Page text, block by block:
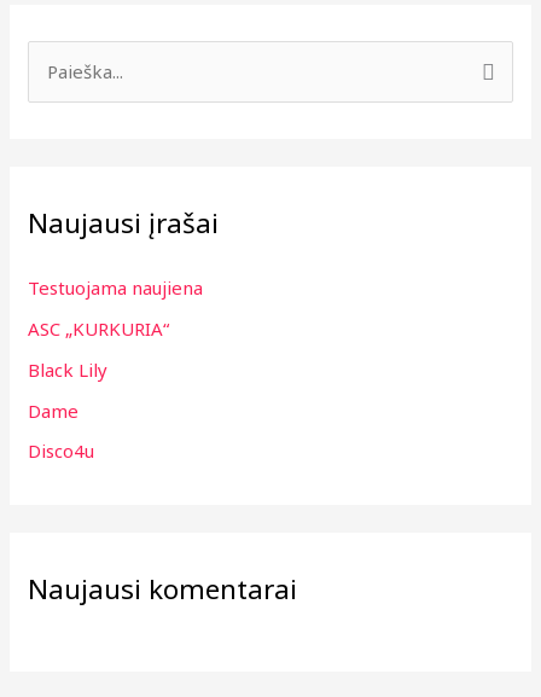
o
:
Naujausi įrašai
Testuojama naujiena
ASC „KURKURIA“
Black Lily
Dame
Disco4u
Naujausi komentarai